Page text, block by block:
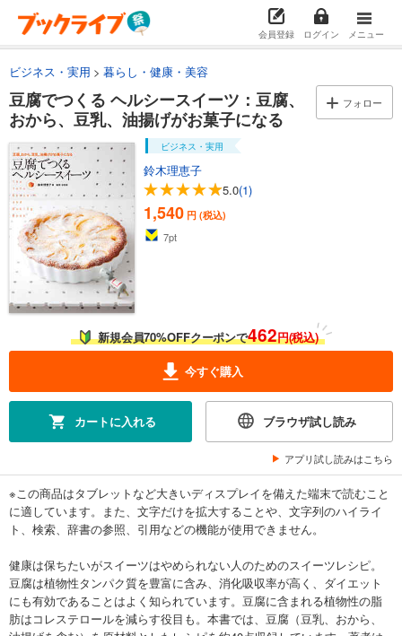
会員登録 ログイン メニュー
ビジネス・実用 暮らし・健康・美容
豆腐でつくる ヘルシースイーツ：豆腐、
おから、豆乳、油揚げがお菓子になる
フォロー
ビジネス・実用
鈴木理恵子
5.0(1)
1,540 円 (税込)
7pt
新規会員70%OFFクーポンで462円(税込)
今すぐ購入
カートに入れる ブラウザ試し読み
アプリ試し読みはこちら
※この商品はタブレットなど大きいディスプレイを備えた端末で読むこと
に適しています。また、文字だけを拡大することや、文字列のハイライ
ト、検索、辞書の参照、引用などの機能が使用できません。
健康は保ちたいがスイーツはやめられない人のためのスイーツレシピ。
豆腐は植物性タンパク質を豊富に含み、消化吸収率が高く、ダイエット
にも有効であることはよく知られています。豆腐に含まれる植物性の脂
肪はコレステロールを減らす役目も。本書では、豆腐（豆乳、おから、